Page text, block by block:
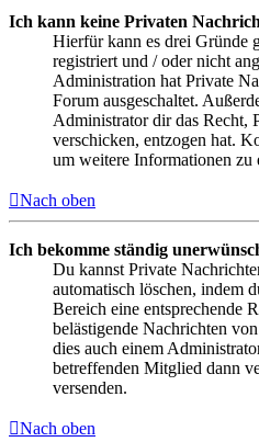
Ich kann keine Privaten
Hierfür kann es drei Gründe
registriert und / oder nicht
Administration hat Private
Forum ausgeschaltet.
Administrator dir das Recht,
verschicken, entzogen hat.
um weitere Informationen zu
Nach oben
Ich bekomme ständig
Du kannst Private
automatisch löschen, indem
Bereich eine entsprechende
belästigende Nachrichten
dies auch einem
betreffenden Mitglied dann
versenden.
Nach oben